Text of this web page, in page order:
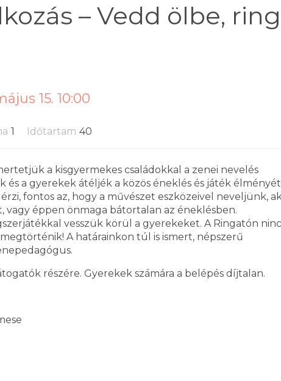
– Vedd ölbe,
15. 10:00
1 Időtartam 40
a kisgyermekes családokkal a zenei nevelés
és a gyerekek átéljék a közös éneklés és játék
fontos az, hogy a művészet eszközeivel neveljünk,
vagy éppen önmaga bátortalan az éneklésben.
vesszük körül a gyerekeket. A Ringatón
A határainkon túl is ismert, népszerű
részére. Gyerekek számára a belépés díjtalan.